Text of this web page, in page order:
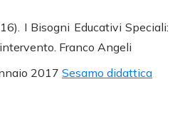
I Bisogni Educativi Speciali:
Franco Angeli
2017 Sesamo didattica